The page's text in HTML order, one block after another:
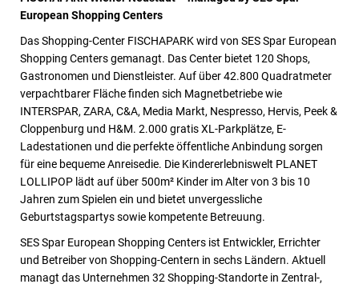
European Shopping Centers
Das Shopping-Center FISCHAPARK wird von SES Spar European
Shopping Centers gemanagt. Das Center bietet 120 Shops,
Gastronomen und Dienstleister. Auf über 42.800 Quadratmeter
verpachtbarer Fläche finden sich Magnetbetriebe wie
INTERSPAR, ZARA, C&A, Media Markt, Nespresso, Hervis, Peek &
Cloppenburg und H&M. 2.000 gratis XL-Parkplätze, E-
Ladestationen und die perfekte öffentliche Anbindung sorgen
für eine bequeme Anreisedie. Die Kindererlebniswelt PLANET
LOLLIPOP lädt auf über 500m² Kinder im Alter von 3 bis 10
Jahren zum Spielen ein und bietet unvergessliche
Geburtstagspartyssowie kompetente Betreuung.
SES Spar European Shopping Centers ist Entwickler, Errichter
und Betreiber von Shopping-Centern in sechs Ländern. Aktuell
managt das Unternehmen 32 Shopping-Standorte in Zentral-,